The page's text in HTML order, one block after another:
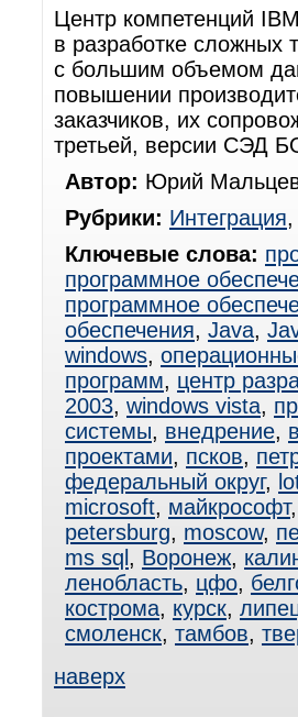
Центр компетенций
в разработке сложных
с большим объемом
повышении
заказчиков, их
третьей, версии СЭД
Автор: Юрий
Рубрики: Интеграция
Ключевые слова:
программное
программное
обеспечения, Java,
windows,
программ, центр
2003, windows vista,
системы, внедрение,
проектами, псков,
федеральный округ,
microsoft, майкрософт
petersburg, moscow,
ms sql , Воронеж,
ленобласть, цфо,
кострома, курск,
смоленск, тамбов,
наверх